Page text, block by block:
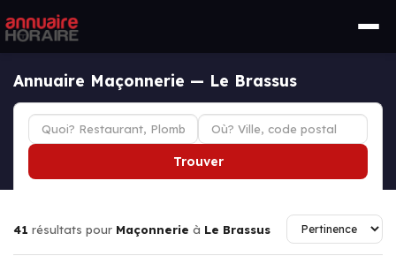
Annuaire Maçonnerie — Le Brassus
Trouver
41 résultats pour Maçonnerie à Le Brassus